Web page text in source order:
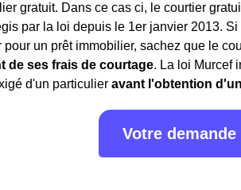
gratuit. Dans ce cas ci, le courtier
par la loi depuis le 1er janvier 2013.
pour un prêt immobilier, sachez que le
de ses frais de courtage. La loi Murcef
d'un particulier avant l'obtention
Votre